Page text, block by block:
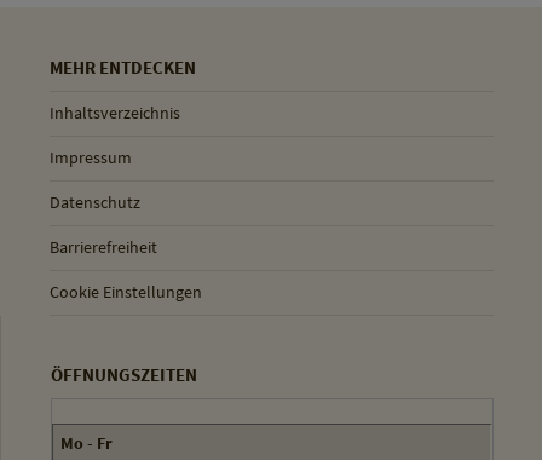
MEHR ENTDECKEN
Inhaltsverzeichnis
Impressum
Datenschutz
Barrierefreiheit
Cookie Einstellungen
ÖFFNUNGSZEITEN
Mo - Fr